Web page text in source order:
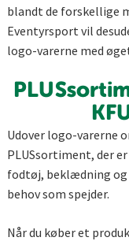
blandt de forskellige
Eventyrsport vil
logo-varerne med
Udover logo-varerne
PLUSsortiment, der
fodtøj, beklædning og
behov som spejder.
Når du køber et